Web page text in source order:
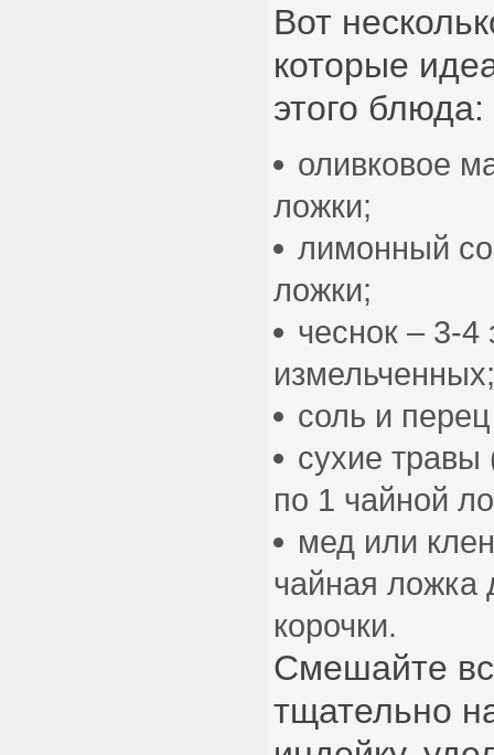
Вот
которые
этого блюда:
оливковое
ложки;
лимонный
ложки;
чеснок – 3-4
измельченных;
соль и
сухие
по 1 чайной
мед или
чайная ложка
корочки.
Смешайте
тщательно